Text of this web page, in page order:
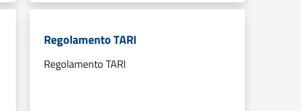
Regolamento TARI
Regolamento TARI